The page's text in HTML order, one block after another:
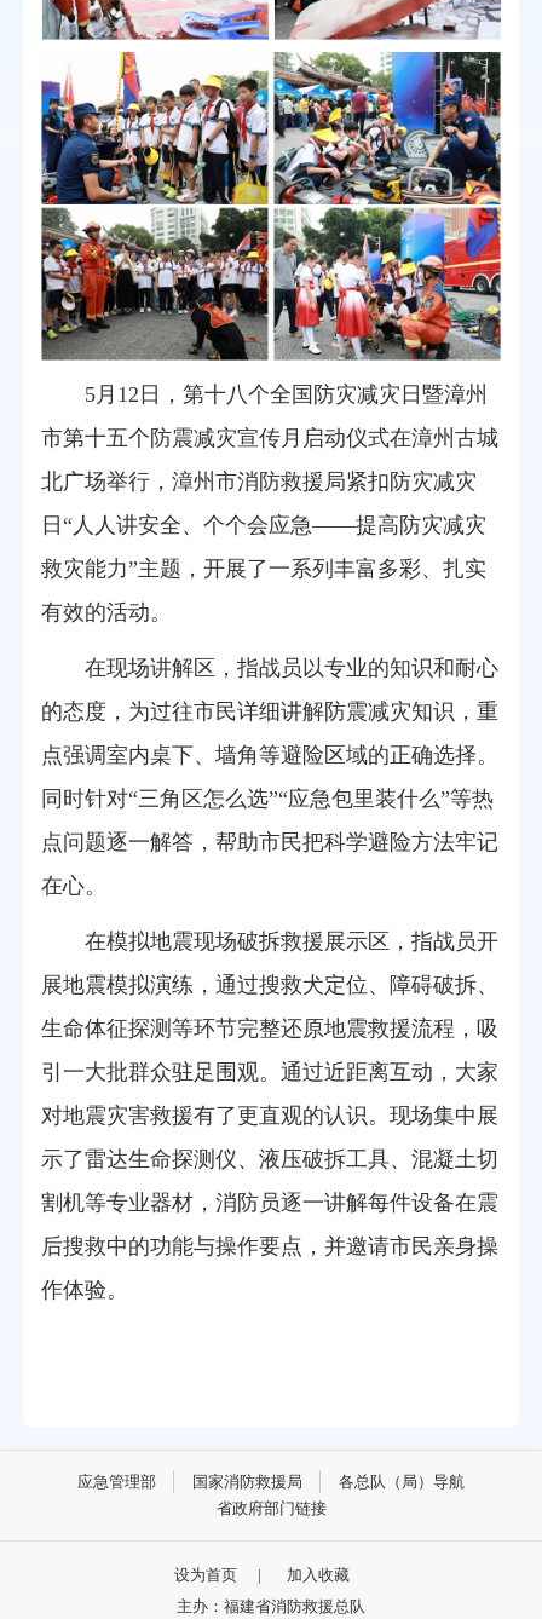
5月12日，第十八个全国防灾减灾日暨漳州
市第十五个防震减灾宣传月启动仪式在漳州古城
北广场举行， 漳州市消防救援局紧扣防灾减灾
日“人人讲安全、个个会应急——提高防灾减灾
救灾能力”主题，开展了一系列丰富多彩、扎实
有效的活动。
在现场讲解区，指战员以专业的知识和耐心
的态度，为过往市民详细讲解防震减灾知识，重
点强调室内桌下、墙角等避险区域的正确选择。
同时针对“三角区怎么选”“应急包里装什么”等热
点问题逐一解答，帮助市民把科学避险方法牢记
在心。
在模拟地震现场破拆救援展示区，指战员开
展地震模拟演练，通过搜救犬定位、障碍破拆、
生命体征探测等环节完整还原地震救援流程， 吸
引一大批群众驻足围观。通过近距离互动，大家
对地震灾害救援有了更直观的认识。 现场集中展
示了雷达生命探测仪、液压破拆工具、混凝土切
割机等专业器材，消防员逐一讲解每件设备在震
后搜救中的功能与操作要点，并邀请市民亲身操
作体验。
应急管理部 国家消防救援局
各总队（局）导航
省政府部门链接
设为首页 |
加入收藏
主办：福建省消防救援总队